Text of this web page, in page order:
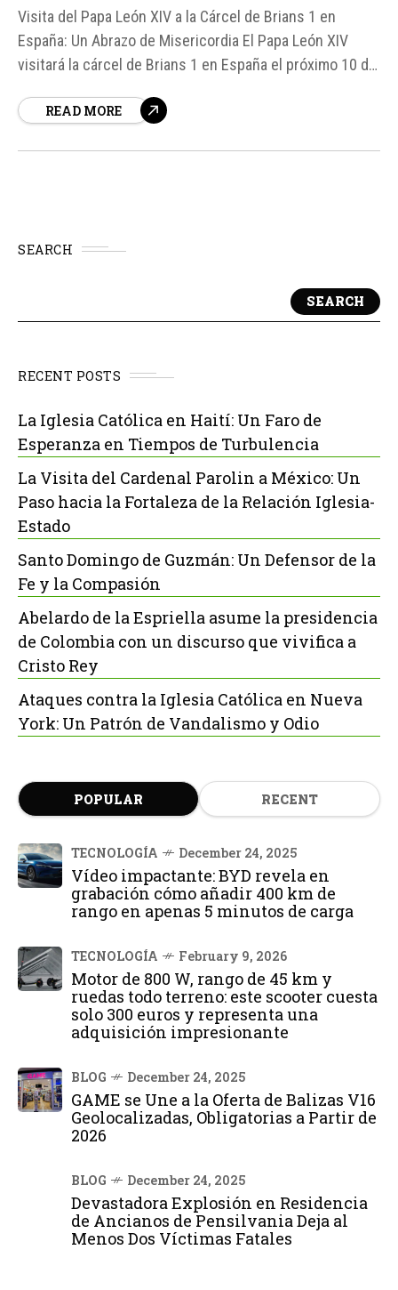
Visita del Papa León XIV a la Cárcel de Brians 1 en
España: Un Abrazo de Misericordia El Papa León XIV
visitará la cárcel de Brians 1 en España el próximo 10 de
Bel, "dejará huella" en la vida de los internos...
READ MORE
SEARCH
SEARCH
RECENT POSTS
La Iglesia Católica en Haití: Un Faro de
Esperanza en Tiempos de Turbulencia
La Visita del Cardenal Parolin a México: Un
Paso hacia la Fortaleza de la Relación Iglesia-
Estado
Santo Domingo de Guzmán: Un Defensor de la
Fe y la Compasión
Abelardo de la Espriella asume la presidencia
de Colombia con un discurso que vivifica a
Cristo Rey
Ataques contra la Iglesia Católica en Nueva
York: Un Patrón de Vandalismo y Odio
POPULAR RECENT
TECNOLOGÍA December 24, 2025
Vídeo impactante: BYD revela en
grabación cómo añadir 400 km de
rango en apenas 5 minutos de carga
TECNOLOGÍA February 9, 2026
Motor de 800 W, rango de 45 km y
ruedas todo terreno: este scooter cuesta
solo 300 euros y representa una
adquisición impresionante
BLOG December 24, 2025
GAME se Une a la Oferta de Balizas V16
Geolocalizadas, Obligatorias a Partir de
2026
BLOG December 24, 2025
Devastadora Explosión en Residencia
de Ancianos de Pensilvania Deja al
Menos Dos Víctimas Fatales